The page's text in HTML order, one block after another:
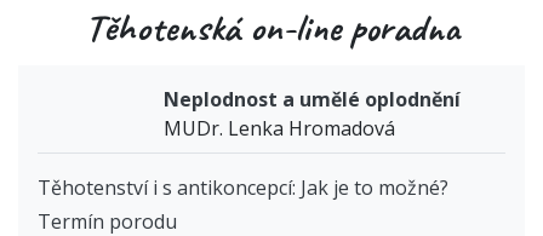
Těhotenská on-line poradna
Neplodnost a umělé oplodnění
MUDr. Lenka Hromadová
Těhotenství i s antikoncepcí: Jak je to možné?
Termín porodu